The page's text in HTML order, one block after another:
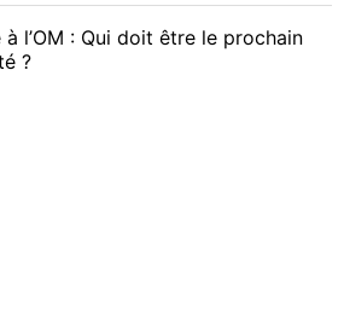
l’OM : Qui doit être le prochain
?